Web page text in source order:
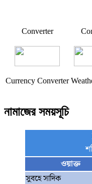
Converter
Currency Converter
নামাজের সময়সূচি
ওয়াক্ত
সুবহে সাদিক